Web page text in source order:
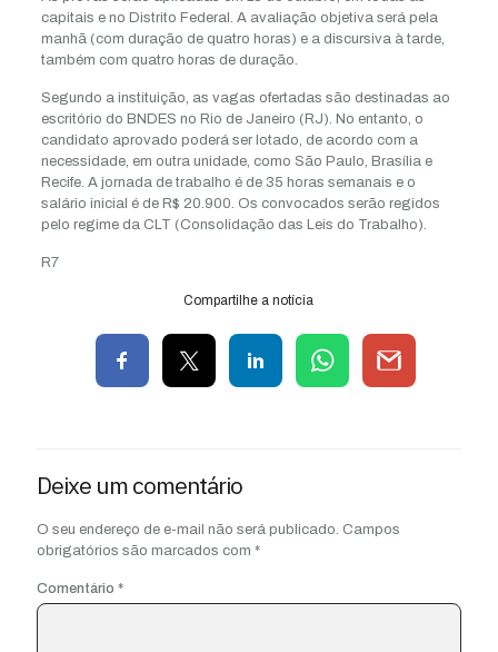
capitais e no Distrito Federal. A avaliação objetiva será pela
manhã (com duração de quatro horas) e a discursiva à tarde,
também com quatro horas de duração.
Segundo a instituição, as vagas ofertadas são destinadas ao
escritório do BNDES no Rio de Janeiro (RJ). No entanto, o
candidato aprovado poderá ser lotado, de acordo com a
necessidade, em outra unidade, como São Paulo, Brasília e
Recife. A jornada de trabalho é de 35 horas semanais e o
salário inicial é de R$ 20.900. Os convocados serão regidos
pelo regime da CLT (Consolidação das Leis do Trabalho).
R7
Compartilhe a notícia
Deixe um comentário
O seu endereço de e-mail não será publicado. Campos
obrigatórios são marcados com *
Comentário *